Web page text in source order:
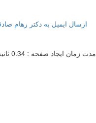
ارسال ایمیل به دکتر رهام
مدت زمان ایجاد صفحه : 0.34 ثانیه (99)